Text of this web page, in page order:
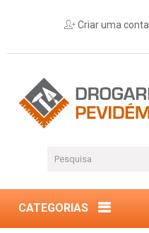
Criar uma conta
CATEGORIAS